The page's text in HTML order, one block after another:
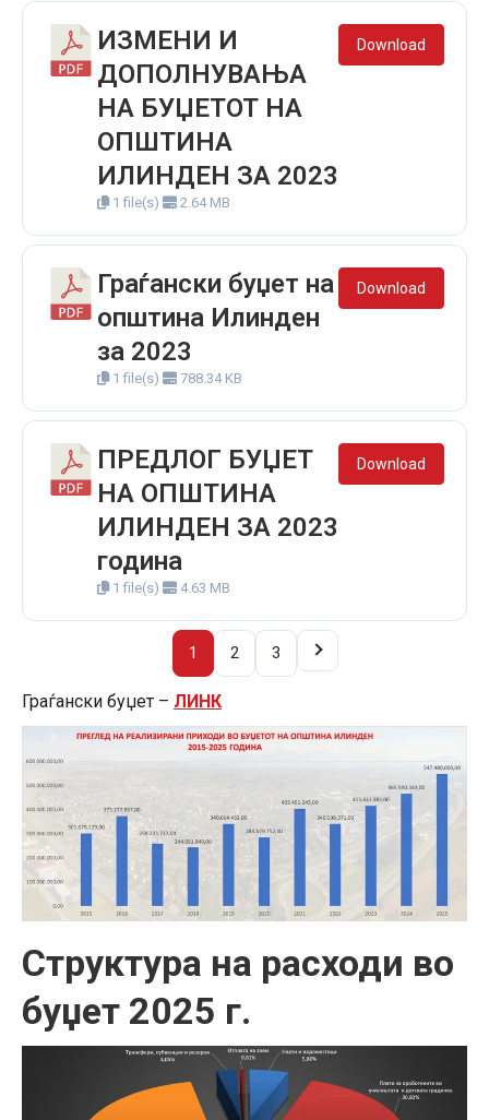
ИЗМЕНИ И
ДОПОЛНУВАЊА
НА БУЏЕТОТ НА
ОПШТИНА
ИЛИНДЕН ЗА 2023
1 file(s) 2.64 MB
Download
Граѓански буџет на
општина Илинден
за 2023
1 file(s) 788.34 KB
Download
ПРЕДЛОГ БУЏЕТ
НА ОПШТИНА
ИЛИНДЕН ЗА 2023
година
1 file(s) 4.63 MB
Download
1 2 3
Граѓански буџет – ЛИНК
Структура на расходи во
буџет 2025 г.